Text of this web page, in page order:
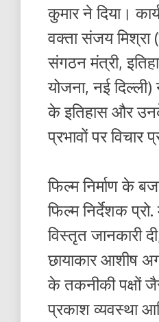
कुमार ने दिया।
वक्ता संजय मिश्रा
संगठन मंत्री,
योजना, नई दिल्ली)
के इतिहास और
प्रभावों पर विचार
फिल्म निर्माण के
फिल्म निर्देशक
विस्तृत जानकारी
छायाकार आशीष
के तकनीकी पक्षों
प्रकाश व्यवस्था